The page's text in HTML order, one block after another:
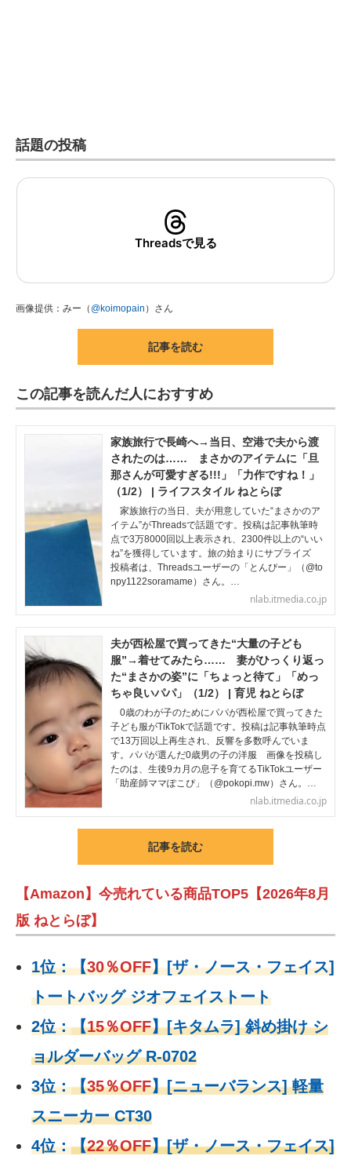
話題の投稿
Threadsで見る
画像提供：みー（ @koimopain ）さん
記事を読む
この記事を読んだ人におすすめ
家族旅行で長崎へ→当日、空港で夫から渡
されたのは…… まさかのアイテムに「旦
那さんが可愛すぎる!!!」「力作ですね！」
（1/2） | ライフスタイル ねとらぼ
家族旅行の当日、夫が用意していた“まさかのア
イテム”がThreadsで話題です。投稿は記事執筆時
点で3万8000回以上表示され、2300件以上の“いい
ね”を獲得しています。旅の始まりにサプライズ
投稿者は、Threadsユーザーの「とんぴー」（@to
npy1122soramame）さん。…
nlab.itmedia.co.jp
夫が西松屋で買ってきた“大量の子ども
服”→着せてみたら…… 妻がひっくり返っ
た“まさかの姿”に「ちょっと待て」「めっ
ちゃ良いパパ」（1/2） | 育児 ねとらぼ
0歳のわが子のためにパパが西松屋で買ってきた
子ども服がTikTokで話題です。投稿は記事執筆時点
で13万回以上再生され、反響を多数呼んでいま
す。パパが選んだ0歳男の子の洋服 画像を投稿し
たのは、生後9カ月の息子を育てるTikTokユーザー
「助産師ママぽこぴ」（@pokopi.mw）さん。…
nlab.itmedia.co.jp
記事を読む
【Amazon】今売れている商品TOP5【2026年8月
版 ねとらぼ】
1位：【30％OFF】[ザ・ノース・フェイス]
トートバッグ ジオフェイストート
2位：【15％OFF】[キタムラ] 斜め掛け シ
ョルダーバッグ R-0702
3位：【35％OFF】[ニューバランス] 軽量
スニーカー CT30
4位：【22％OFF】[ザ・ノース・フェイス]